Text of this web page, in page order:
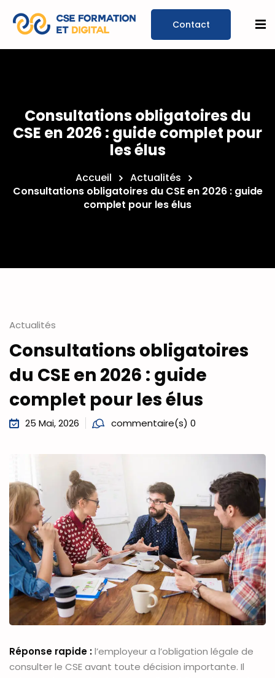
vous
Consultations obligatoires du
CSE en 2026 : guide complet pour
les élus
Accueil
Actualités
Consultations obligatoires du CSE en 2026 : guide
complet pour les élus
Actualités
Consultations obligatoires
du CSE en 2026 : guide
complet pour les élus
25 Mai, 2026 commentaire(s) 0
Réponse rapide :l’employeur a l’obligation légale de
consulter le CSE avant toute décision importante. Il